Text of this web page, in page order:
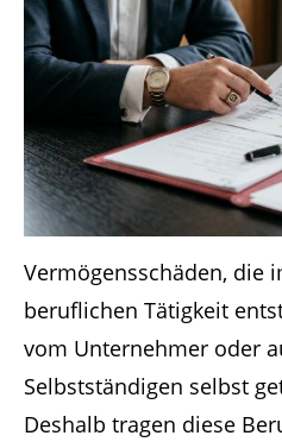
Vermögensschäden, die
beruflichen Tätigkeit
vom Unternehmer oder
Selbstständigen selbst
Deshalb tragen diese